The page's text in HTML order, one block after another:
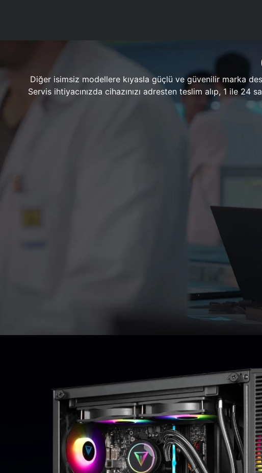
Diğer isimsiz modellere kıyasla güçlü ve güvenilir marka
Servis ihtiyacınızda cihazınızı adresten teslim alıp, 1 ile